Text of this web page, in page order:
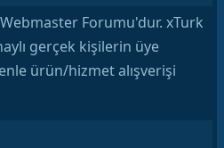
Forumu'dur. xTurk
gerçek kişilerin üye
ürün/hizmet alışverişi